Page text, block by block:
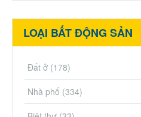
LOẠI BẤT ĐỘNG SẢN
Đất ở (178)
Nhà phố (334)